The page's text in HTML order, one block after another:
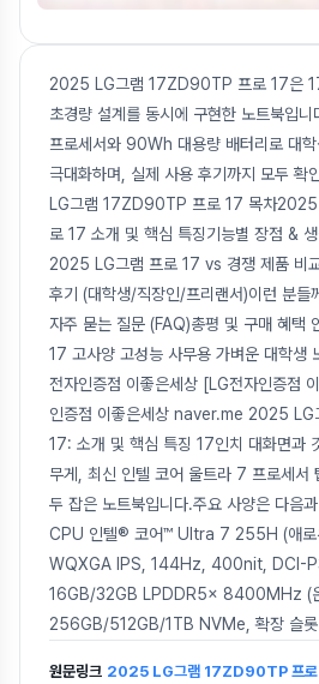
2025 LG그램 17ZD90TP 프로 17은
초경량 설계를 동시에 구현한 노트북입
프로세서와 90Wh 대용량 배터리로 대
극대화하며, 실제 사용 후기까지 모두
LG그램 17ZD90TP 프로 17 목차
로 17 소개 및 핵심 특징기능별 장점 &
2025 LG그램 프로 17 vs 경쟁 제품 비
후기 (대학생/직장인/프리랜서)이런 분들
자주 묻는 질문 (FAQ)총평 및 구매 혜택
17 고사양 고성능 사무용 가벼운 대학생
전자인증점 이좋은세상 [LG전자인증점
인증점 이좋은세상 naver.me 2025
17: 소개 및 핵심 특징 17인치 대화면과
무게, 최신 인텔 코어 울트라 7 프로세서
두 잡은 노트북입니다.주요 사양은 다음
CPU 인텔® 코어™ Ultra 7 255H (애로
WQXGA IPS, 144Hz, 400nit, DCI-
16GB/32GB LPDDR5x 8400MHz (
256GB/512GB/1TB NVMe, 확장 슬롯
원문링크 2025 LG그램 17ZD90TP 프로